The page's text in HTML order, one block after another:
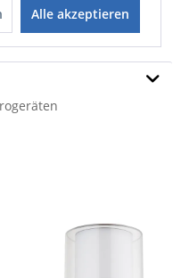
Alle akzeptieren